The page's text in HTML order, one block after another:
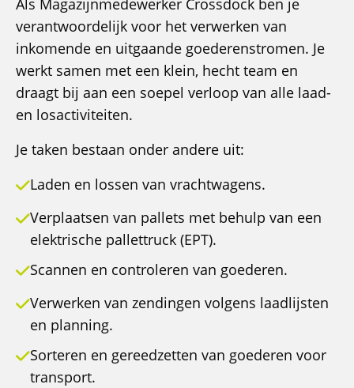
Als Magazijnmedewerker Crossdock ben je
verantwoordelijk voor het verwerken van
inkomende en uitgaande goederenstromen. Je
werkt samen met een klein, hecht team en
draagt bij aan een soepel verloop van alle laad-
en losactiviteiten.
Je taken bestaan onder andere uit:
Laden en lossen van vrachtwagens.
Verplaatsen van pallets met behulp van een
elektrische pallettruck (EPT).
Scannen en controleren van goederen.
Verwerken van zendingen volgens laadlijsten
en planning.
Sorteren en gereedzetten van goederen voor
transport.